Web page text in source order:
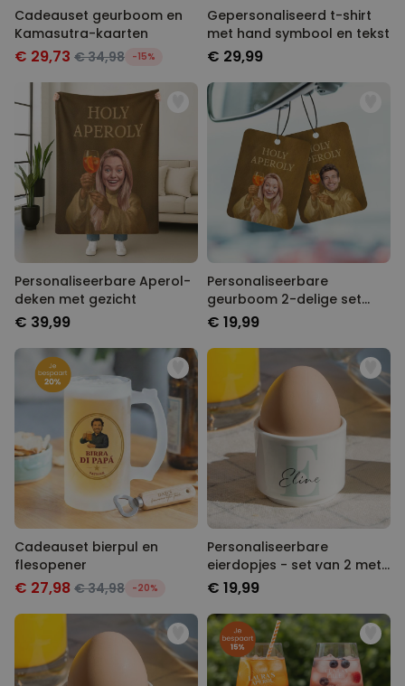
Cadeauset geurboom en
Kamasutra-kaarten
€ 29,73 € 34,98 -15%
Gepersonaliseerd t-shirt
met hand symbool en tekst
€ 29,99
Personaliseerbare Aperol-
deken met gezicht
€ 39,99
Personaliseerbare
geurboom 2-delige set
Aperol-design met gezicht
€ 19,99
Cadeauset bierpul en
flesopener
€ 27,98 € 34,98 -20%
Personaliseerbare
eierdopjes - set van 2 met
monogram
€ 19,99